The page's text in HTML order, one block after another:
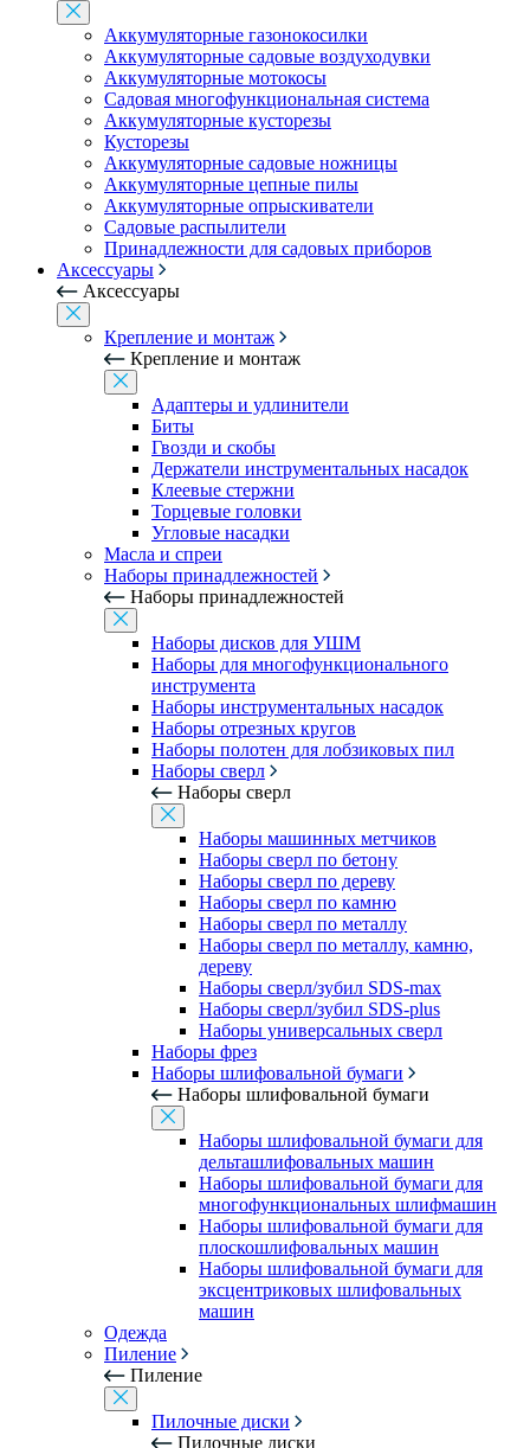
Аккумуляторные газонокосилки
Аккумуляторные садовые воздуходувки
Аккумуляторные мотокосы
Садовая многофункциональная система
Аккумуляторные кусторезы
Кусторезы
Аккумуляторные садовые ножницы
Аккумуляторные цепные пилы
Аккумуляторные опрыскиватели
Садовые распылители
Принадлежности для садовых приборов
Аксессуары
Аксессуары
Крепление и монтаж
Крепление и монтаж
Адаптеры и удлинители
Биты
Гвозди и скобы
Держатели инструментальных насадок
Клеевые стержни
Торцевые головки
Угловые насадки
Масла и спреи
Наборы принадлежностей
Наборы принадлежностей
Наборы дисков для УШМ
Наборы для многофункционального
инструмента
Наборы инструментальных насадок
Наборы отрезных кругов
Наборы полотен для лобзиковых пил
Наборы сверл
Наборы сверл
Наборы машинных метчиков
Наборы сверл по бетону
Наборы сверл по дереву
Наборы сверл по камню
Наборы сверл по металлу
Наборы сверл по металлу, камню,
дереву
Наборы сверл/зубил SDS-max
Наборы сверл/зубил SDS-plus
Наборы универсальных сверл
Наборы фрез
Наборы шлифовальной бумаги
Наборы шлифовальной бумаги
Наборы шлифовальной бумаги для
дельташлифовальных машин
Наборы шлифовальной бумаги для
многофункциональных шлифмашин
Наборы шлифовальной бумаги для
плоскошлифовальных машин
Наборы шлифовальной бумаги для
эксцентриковых шлифовальных
машин
Одежда
Пиление
Пиление
Пилочные диски
Пилочные диски